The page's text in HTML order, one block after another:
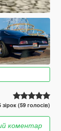
зірок (59 голосів)
коментар